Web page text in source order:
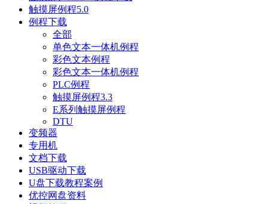
触摸屏例程5.0
例程下载
全部
单色文本一体机例程
彩色文本例程
彩色文本一体机例程
PLC例程
触摸屏例程3.3
E系列触摸屏例程
DTU
变频器
专用机
文档下载
USB驱动下载
U盘下载教程案例
优控网盘资料